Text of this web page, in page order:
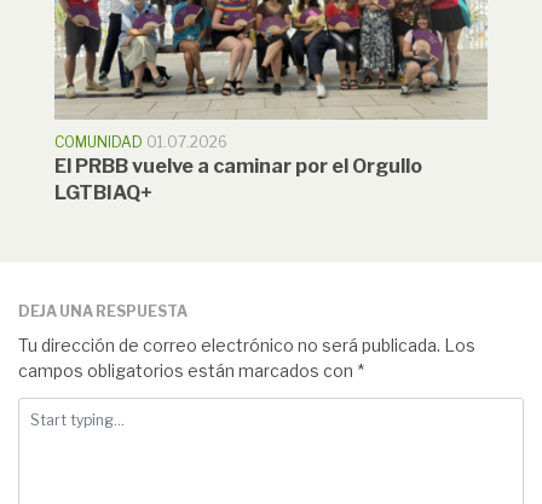
COMUNIDAD 01.07.2026
El PRBB vuelve a caminar por el Orgullo
LGTBIAQ+
DEJA UNA RESPUESTA
Tu dirección de correo electrónico no será publicada. Los
campos obligatorios están marcados con *